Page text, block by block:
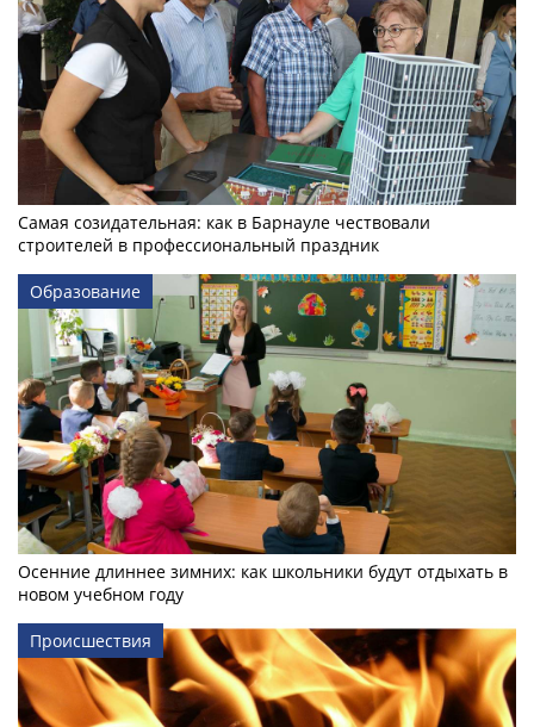
Самая созидательная: как в Барнауле чествовали
строителей в профессиональный праздник
Образование
Осенние длиннее зимних: как школьники будут отдыхать в
новом учебном году
Происшествия